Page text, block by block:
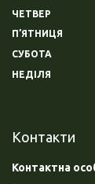
ЧЕТВЕР
ПʼЯТНИЦЯ
СУБОТА
НЕДІЛЯ
Контакти